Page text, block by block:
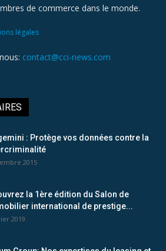
de commerce dans le monde.
légales
contact@cci-news.com
: Protège vos données contre la
2015
la 1ère édition du Salon de
international de prestige...
2019